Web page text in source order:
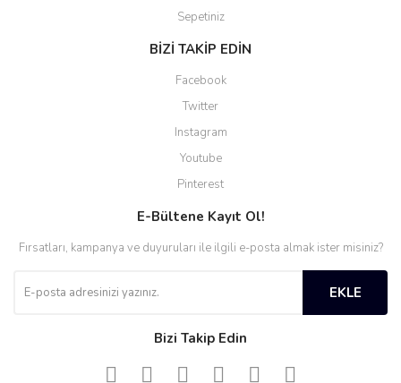
Sepetiniz
BİZİ TAKİP EDİN
Facebook
Twitter
Instagram
Youtube
Pinterest
E-Bültene Kayıt Ol!
Fırsatları, kampanya ve duyuruları ile ilgili e-posta almak ister misiniz?
EKLE
Bizi Takip Edin